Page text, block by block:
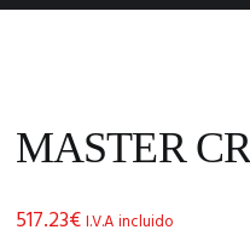
MASTER
517.23€I.V.A incluido